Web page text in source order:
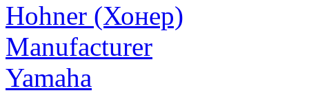
Hohner (Хонер)
Manufacturer
Yamaha